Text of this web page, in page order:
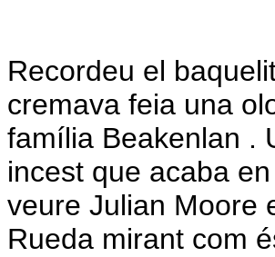
Recordeu el
cremava feia una
família Beakenlan .
incest que acaba
veure Julian Moore
Rueda mirant com